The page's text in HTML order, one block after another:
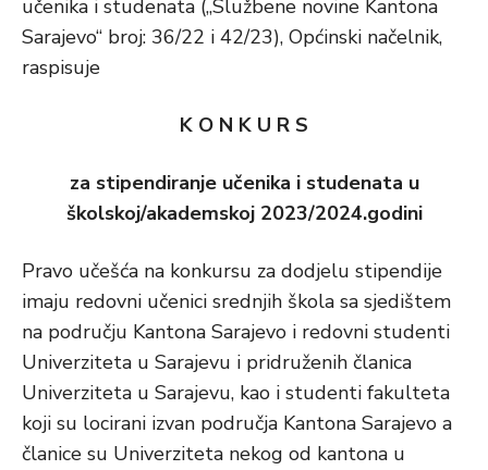
učenika i studenata („Službene novine Kantona
Sarajevo“ broj: 36/22 i 42/23), Općinski načelnik,
raspisuje
K O N K U R S
za stipendiranje učenika i studenata u
školskoj/akademskoj 2023/2024.godini
Pravo učešća na konkursu za dodjelu stipendije
imaju redovni učenici srednjih škola sa sjedištem
na području Kantona Sarajevo i redovni studenti
Univerziteta u Sarajevu i pridruženih članica
Univerziteta u Sarajevu, kao i studenti fakulteta
koji su locirani izvan područja Kantona Sarajevo a
članice su Univerziteta nekog od kantona u